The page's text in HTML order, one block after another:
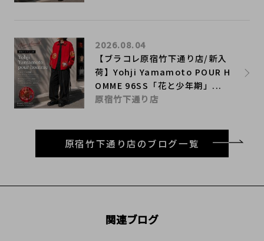
【ブラコレ原宿竹下通り店/新入
荷】Yohji Yamamoto POUR H
OMME 96SS「花と少年期」...
2026.08.04
原宿竹下通り店
原宿竹下通り店のブログ一覧
関連ブログ